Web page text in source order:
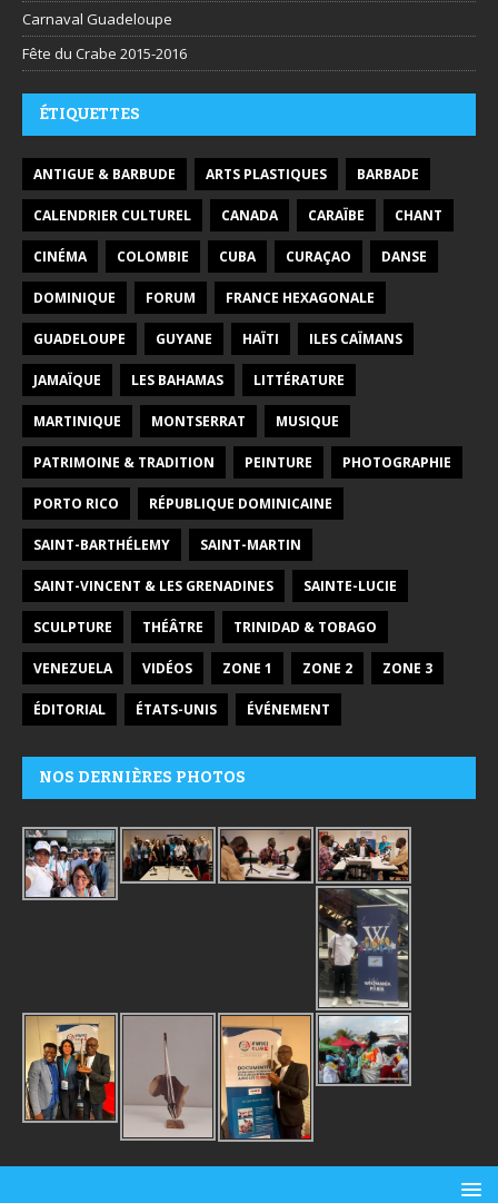
Carnaval Guadeloupe
Fête du Crabe 2015-2016
ÉTIQUETTES
ANTIGUE & BARBUDE ARTS PLASTIQUES BARBADE
CALENDRIER CULTUREL CANADA CARAÏBE CHANT
CINÉMA COLOMBIE CUBA CURAÇAO DANSE
DOMINIQUE FORUM FRANCE HEXAGONALE
GUADELOUPE GUYANE HAÏTI ILES CAÏMANS
JAMAÏQUE LES BAHAMAS LITTÉRATURE
MARTINIQUE MONTSERRAT MUSIQUE
PATRIMOINE & TRADITION PEINTURE PHOTOGRAPHIE
PORTO RICO RÉPUBLIQUE DOMINICAINE
SAINT-BARTHÉLEMY SAINT-MARTIN
SAINT-VINCENT & LES GRENADINES SAINTE-LUCIE
SCULPTURE THÉÂTRE TRINIDAD & TOBAGO
VENEZUELA VIDÉOS ZONE 1 ZONE 2 ZONE 3
ÉDITORIAL ÉTATS-UNIS ÉVÉNEMENT
NOS DERNIÈRES PHOTOS